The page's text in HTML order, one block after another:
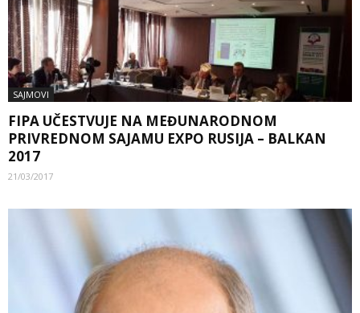
SAJMOVI
FIPA UČESTVUJE NA MEĐUNARODNOM
PRIVREDNOM SAJAMU EXPO RUSIJA – BALKAN
2017
21/03/2017